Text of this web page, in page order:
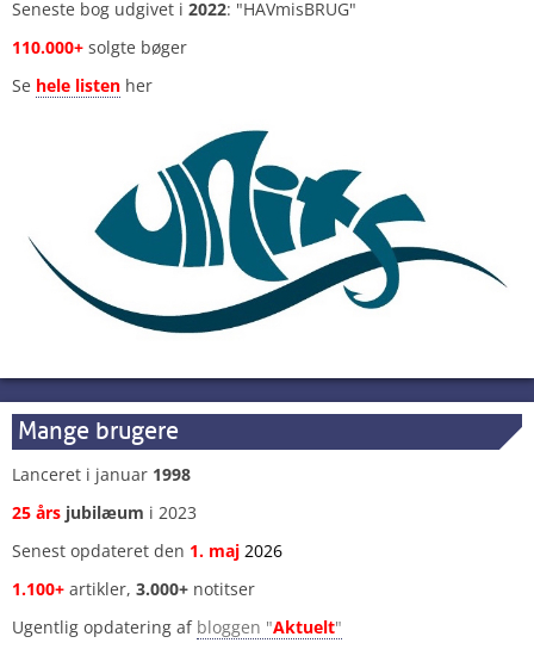
Seneste bog udgivet i 2022: "HAVmisBRUG"
110.000+ solgte bøger
Se hele listen her
Mange brugere
Lanceret i januar 1998
25 års jubilæum i 2023
Senest opdateret den 1. maj 2026
1.100+ artikler, 3.000+ notitser
Ugentlig opdatering af bloggen "Aktuelt"